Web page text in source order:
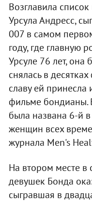
Возглавила
Урсула Андресс,
007 в самом
году, где главную
Урсуле 76 лет, она
снялась в
славу ей
фильме бондианы.
была названа 6-й
женщин всех
журнала Men's
На втором месте в
девушек Бонда
сыгравшая в